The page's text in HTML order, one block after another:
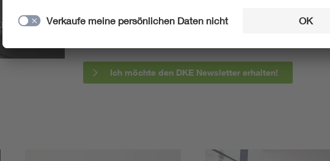
berichten wir über aktuelle Arbeitsergebnisse,
informieren wir Sie bereits frühzeitig über zukünftige
Ich möchte den DKE Newsletter erhalten!